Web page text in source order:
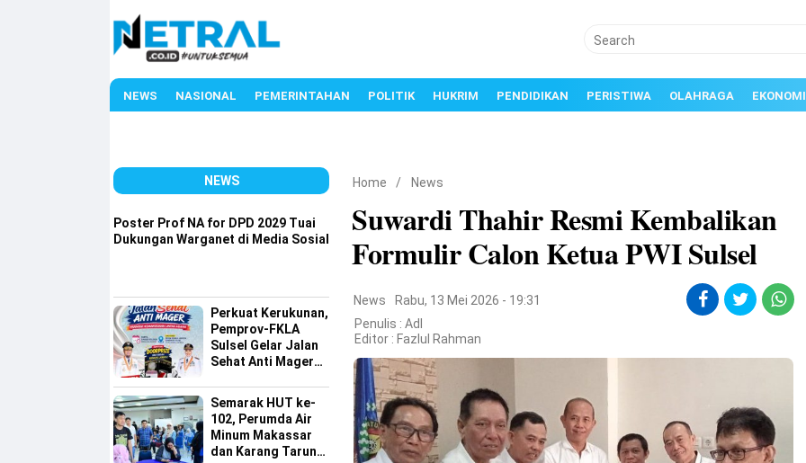
NEWS NASIONAL PEMERINTAHAN POLITIK HUKRIM PENDIDIKAN PERISTIWA OLAHRAGA EKONOMI
NEWS
Poster Prof NA for DPD 2029 Tuai
Dukungan Warganet di Media Sosial
Perkuat Kerukunan,
Pemprov-FKLA
Sulsel Gelar Jalan
Sehat Anti Mager
Lintas Agama
Semarak HUT ke-
102, Perumda Air
Minum Makassar
dan Karang Taruna
Home / News
Suwardi Thahir Resmi Kembalikan
Formulir Calon Ketua PWI Sulsel
News
Rabu, 13 Mei 2026 - 19:31
Penulis : Adl
Editor : Fazlul Rahman